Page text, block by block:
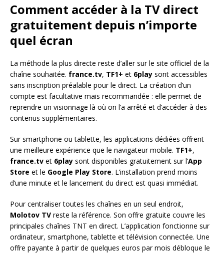
Comment accéder à la TV direct
gratuitement depuis n’importe
quel écran
La méthode la plus directe reste d’aller sur le site officiel de la
chaîne souhaitée. france.tv, TF1+ et 6play sont accessibles
sans inscription préalable pour le direct. La création d’un
compte est facultative mais recommandée : elle permet de
reprendre un visionnage là où on l’a arrêté et d’accéder à des
contenus supplémentaires.
Sur smartphone ou tablette, les applications dédiées offrent
une meilleure expérience que le navigateur mobile. TF1+,
france.tv et 6play sont disponibles gratuitement sur l’App
Store et le Google Play Store. L’installation prend moins
d’une minute et le lancement du direct est quasi immédiat.
Pour centraliser toutes les chaînes en un seul endroit,
Molotov TV reste la référence. Son offre gratuite couvre les
principales chaînes TNT en direct. L’application fonctionne sur
ordinateur, smartphone, tablette et télévision connectée. Une
offre payante à partir de quelques euros par mois débloque le